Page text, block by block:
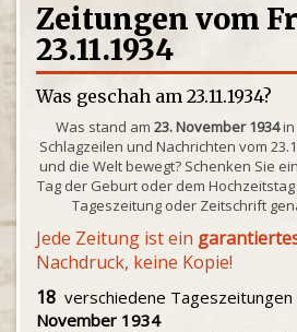
Zeitungen vom
23.11.1934
Was geschah am 23.11.1934?
Was stand am 23. November 1934in
Schlagzeilen und Nachrichten vom
und die Welt bewegt? Schenken Sie
Tag der Geburt oder dem
Tageszeitung oder Zeitschrift
Jede Zeitung ist ein
Nachdruck, keine Kopie!
18 verschiedene Tageszeitungen
November 1934